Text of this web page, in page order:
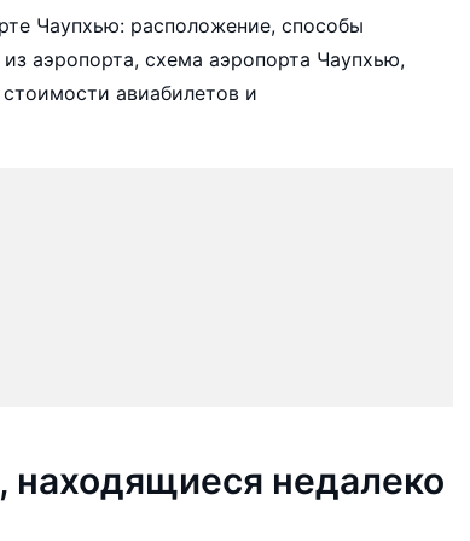
Чаупхью: расположение, способы
аэропорта, схема аэропорта Чаупхью,
авиабилетов и
находящиеся недалеко